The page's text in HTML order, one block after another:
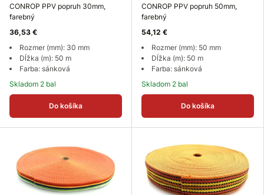
CONROP PPV popruh 30mm,
farebný
36,53 €
Rozmer (mm): 30 mm
Dĺžka (m): 50 m
Farba: sánková
Skladom 2 bal
Do košíka
CONROP PPV popruh 50mm,
farebný
54,12 €
Rozmer (mm): 50 mm
Dĺžka (m): 50 m
Farba: sánková
Skladom 2 bal
Do košíka